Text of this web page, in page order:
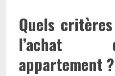
Quels
appartement ?